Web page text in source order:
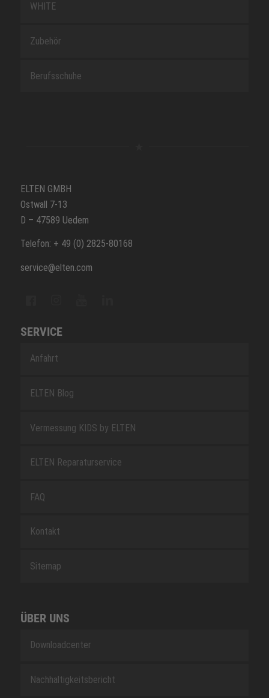
WHITE
Zubehör
Berufsschuhe
ELTEN GMBH
Ostwall 7-13
D – 47589 Uedem
Telefon: + 49 (0) 2825-80168
service@elten.com
SERVICE
Anfahrt
ELTEN Blog
Vermessung KIDS by ELTEN
ELTEN Reparaturservice
FAQ
Kontakt
Sitemap
ÜBER UNS
Downloadcenter
Nachhaltigkeitsbericht